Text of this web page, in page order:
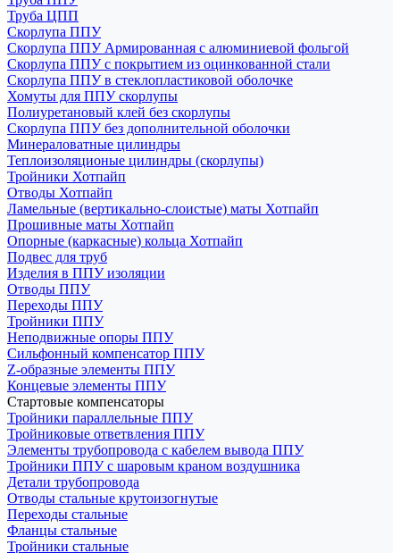
Труба ЦПП
Скорлупа ППУ
Скорлупа ППУ Армированная с алюминиевой фольгой
Скорлупа ППУ с покрытием из оцинкованной стали
Скорлупа ППУ в стеклопластиковой оболочке
Хомуты для ППУ скорлупы
Полиуретановый клей без скорлупы
Скорлупа ППУ без дополнительной оболочки
Минераловатные цилиндры
Теплоизоляционые цилиндры (скорлупы)
Тройники Хотпайп
Отводы Хотпайп
Ламельные (вертикально-слоистые) маты Хотпайп
Прошивные маты Хотпайп
Опорные (каркасные) кольца Хотпайп
Подвес для труб
Изделия в ППУ изоляции
Отводы ППУ
Переходы ППУ
Тройники ППУ
Неподвижные опоры ППУ
Cильфонный компенсатор ППУ
Z-образные элементы ППУ
Концевые элементы ППУ
Стартовые компенсаторы
Тройники параллельные ППУ
Тройниковые ответвления ППУ
Элементы трубопровода с кабелем вывода ППУ
Тройники ППУ с шаровым краном воздушника
Детали трубопровода
Отводы стальные крутоизогнутые
Переходы стальные
Фланцы стальные
Тройники стальные